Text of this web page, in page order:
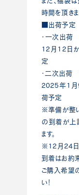
時間を頂きま
■出荷予定
・一次出荷
12月12日
定
・二次出荷
2025年1月
荷予定
※準備が整
の到着が上
ます。
※12月24日
到着はお約束
ご購入希望
い！